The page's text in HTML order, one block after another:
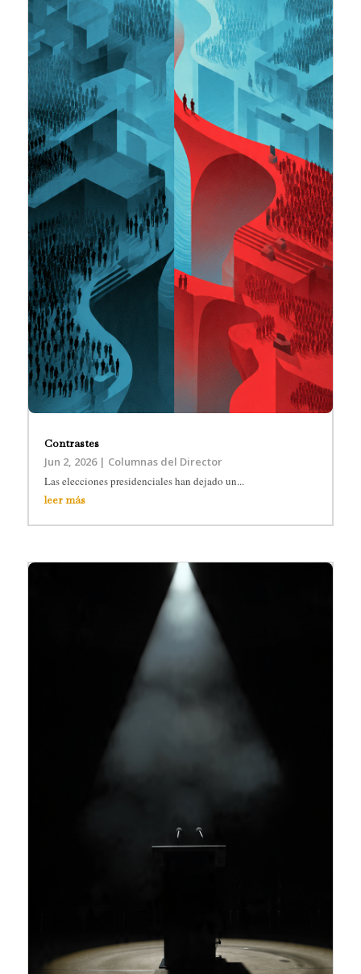
Contrastes
Jun 2, 2026| Columnas del Director
Las elecciones presidenciales han dejado un...
leer más